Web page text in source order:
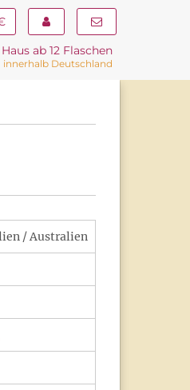
ab 12 Flaschen
innerhalb Deutschland
/ Australien